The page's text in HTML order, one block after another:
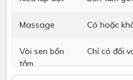
Massage Có hoặc
Vòi sen bồn
tắm
Chỉ có đối